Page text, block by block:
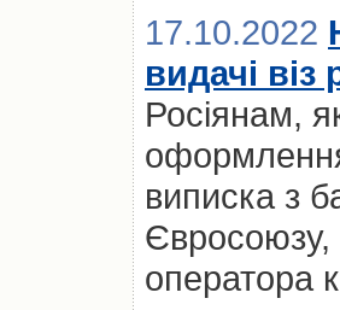
17.10.2022
видачі
Росіянам,
виписка з
Євросоюзу,
оператора